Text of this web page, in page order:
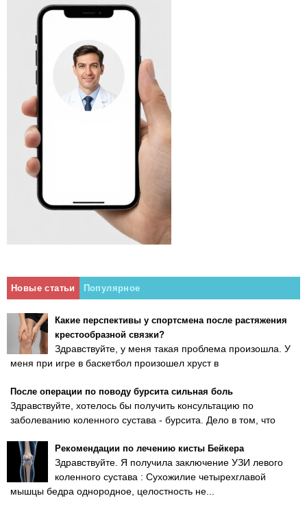
Новые статьи Популярное
Какие перспективы у спортсмена после растяжения
крестообразной связки?
Здравствуйте, у меня такая проблема произошла. У
меня при игре в баскетбол произошел хруст в
После операции по поводу бурсита сильная боль
Здравствуйте, хотелось бы получить консультацию по
заболеванию коленного сустава - бурсита. Дело в том, что
Рекомендации по лечению кисты Бейкера
Здравствуйте. Я получила заключение УЗИ левого
коленного сустава : Сухожилие четырехглавой
мышцы бедра однородное, целостность не...